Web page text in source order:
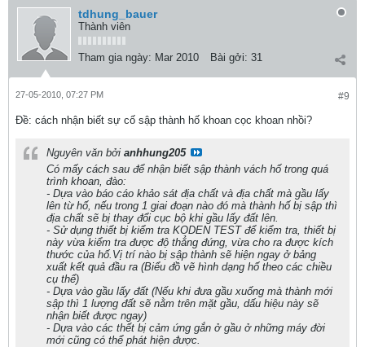
tdhung_bauer
Thành viên
Tham gia ngày: Mar 2010 Bài gởi: 31
#9
27-05-2010, 07:27 PM
Ðề: cách nhận biết sự cố sập thành hố khoan cọc khoan nhồi?
Nguyên văn bởi anhhung205
Có mấy cách sau để nhận biết sập thành vách hố trong quá
trình khoan, đào:
- Dựa vào báo cáo khảo sát địa chất và địa chất mà gầu lấy
lên từ hố, nếu trong 1 giai đoạn nào đó mà thành hố bị sập thì
địa chất sẽ bị thay đổi cục bộ khi gầu lấy đất lên.
- Sử dụng thiết bị kiểm tra KODEN TEST để kiểm tra, thiết bị
này vừa kiểm tra được độ thẳng đứng, vừa cho ra được kích
thước của hố.Vị trí nào bị sập thành sẽ hiện ngay ở bảng
xuất kết quả đầu ra (Biểu đồ vẽ hình dạng hố theo các chiều
cụ thể)
- Dựa vào gầu lấy đất (Nếu khi đưa gầu xuống mà thành mới
sập thì 1 lượng đất sẽ nằm trên mặt gầu, dấu hiệu này sẽ
nhận biết được ngay)
- Dựa vào các thết bị cảm ứng gắn ở gầu ở những máy đời
mới cũng có thể phát hiện được.